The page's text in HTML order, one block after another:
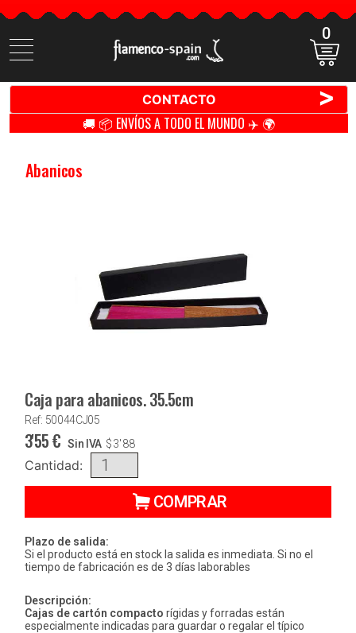
Buscar
productos
0
CONTACTO >
🚚 📦 ENVÍOS A TODO EL MUNDO ✈️ 🌍
Abanicos
Caja para abanicos. 35.5cm
Ref: 50044CJ05
3'55€ Sin IVA $3'88
Cantidad:
COMPRAR
Plazo de salida:
Si el producto está en stock la salida es inmediata. Si no el
tiempo de fabricación es de 3 días laborables
Descripción:
Cajas de cartón compacto rígidas y forradas están
especialmente indicadas para guardar o regalar el típico